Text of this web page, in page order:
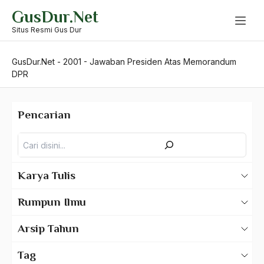
content
GusDur.Net
Situs Resmi Gus Dur
GusDur.Net - 2001 - Jawaban Presiden Atas Memorandum
DPR
Pencarian
Karya Tulis
Rumpun Ilmu
Arsip Tahun
Tag